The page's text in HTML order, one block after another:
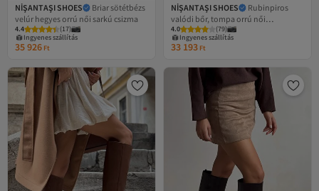
NİŞANTAŞI SHOES
Briar sötétbézs
velúr hegyes orrú női sarkú csizma
4.4 (17)
Ingyenes szállítás
35 926 Ft
NİŞANTAŞI SHOES
Rubinpiros
valódi bőr, tompa orrú női
magassarkú csizma
4.0 (79)
Legalacsonyabb (30 nap)
Ingyenes szállítás
Legalacsonyabb (30 nap)
33 193 Ft